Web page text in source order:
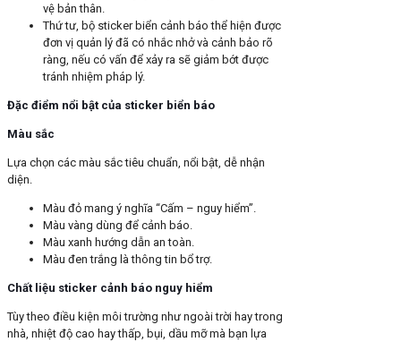
vệ bản thân.
Thứ tư, bộ sticker biển cảnh báo thể hiện được
đơn vị quản lý đã có nhắc nhở và cảnh bảo rõ
ràng, nếu có vấn để xảy ra sẽ giảm bớt được
tránh nhiệm pháp lý.
Đặc điểm nổi bật của sticker biển báo
Màu sắc
Lựa chọn các màu sắc tiêu chuẩn, nổi bật, dễ nhận
diện.
Màu đỏ mang ý nghĩa “Cấm – nguy hiểm”.
Màu vàng dùng để cảnh báo.
Màu xanh hướng dẫn an toàn.
Màu đen trắng là thông tin bổ trợ.
Chất liệu sticker cảnh báo nguy hiểm
Tùy theo điều kiện môi trường như ngoài trời hay trong
nhà, nhiệt độ cao hay thấp, bụi, dầu mỡ mà bạn lựa